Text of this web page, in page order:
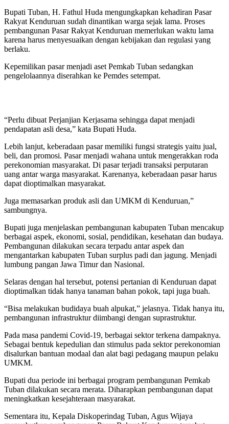
Bupati Tuban, H. Fathul Huda mengungkapkan kehadiran Pasar
Rakyat Kenduruan sudah dinantikan warga sejak lama. Proses
pembangunan Pasar Rakyat Kenduruan memerlukan waktu lama
karena harus menyesuaikan dengan kebijakan dan regulasi yang
berlaku.
Kepemilikan pasar menjadi aset Pemkab Tuban sedangkan
pengelolaannya diserahkan ke Pemdes setempat.
“Perlu dibuat Perjanjian Kerjasama sehingga dapat menjadi
pendapatan asli desa,” kata Bupati Huda.
Lebih lanjut, keberadaan pasar memiliki fungsi strategis yaitu jual,
beli, dan promosi. Pasar menjadi wahana untuk mengerakkan roda
perekonomian masyarakat. Di pasar terjadi transaksi perputaran
uang antar warga masyarakat. Karenanya, keberadaan pasar harus
dapat dioptimalkan masyarakat.
Juga memasarkan produk asli dan UMKM di Kenduruan,”
sambungnya.
Bupati juga menjelaskan pembangunan kabupaten Tuban mencakup
berbagai aspek, ekonomi, sosial, pendidikan, kesehatan dan budaya.
Pembangunan dilakukan secara terpadu antar aspek dan
mengantarkan kabupaten Tuban surplus padi dan jagung. Menjadi
lumbung pangan Jawa Timur dan Nasional.
Selaras dengan hal tersebut, potensi pertanian di Kenduruan dapat
dioptimalkan tidak hanya tanaman bahan pokok, tapi juga buah.
“Bisa melakukan budidaya buah alpukat,” jelasnya. Tidak hanya itu,
pembangunan infrastruktur diimbangi dengan suprastruktur.
Pada masa pandemi Covid-19, berbagai sektor terkena dampaknya.
Sebagai bentuk kepedulian dan stimulus pada sektor perekonomian
disalurkan bantuan modaal dan alat bagi pedagang maupun pelaku
UMKM.
Bupati dua periode ini berbagai program pembangunan Pemkab
Tuban dilakukan secara merata. Diharapkan pembangunan dapat
meningkatkan kesejahteraan masyarakat.
Sementara itu, Kepala Diskoperindag Tuban, Agus Wijaya